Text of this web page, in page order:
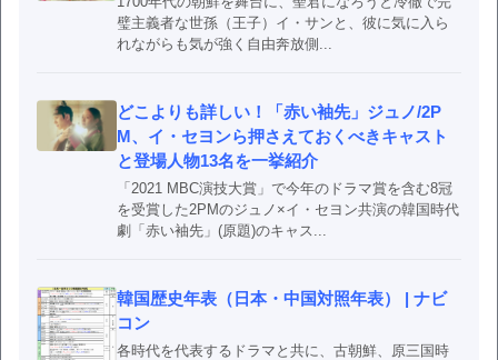
璧主義者な世孫（王子）イ・サンと、彼に気に入ら
れながらも気が強く自由奔放側...
どこよりも詳しい！「赤い袖先」ジュノ/2P
M、イ・セヨンら押さえておくべきキャスト
と登場人物13名を一挙紹介
「2021 MBC演技大賞」で今年のドラマ賞を含む8冠
を受賞した2PMのジュノ×イ・セヨン共演の韓国時代
劇「赤い袖先」(原題)のキャス...
韓国歴史年表（日本・中国対照年表） | ナビ
コン
各時代を代表するドラマと共に、古朝鮮、原三国時